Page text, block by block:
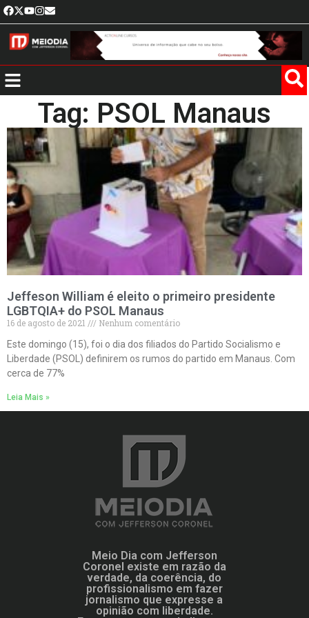
Tag: PSOL Manaus
Jeffeson William é eleito o primeiro presidente
LGBTQIA+ do PSOL Manaus
16 de agosto de 2021
Nenhum comentário
Este domingo (15), foi o dia dos filiados do Partido Socialismo e
Liberdade (PSOL) definirem os rumos do partido em Manaus. Com
cerca de 77%
Leia Mais »
Meio Dia com Jefferson
Coronel existe em razão da
verdade, da coerência, do
profissionalismo em fazer
jornalismo que expresse a
opinião com liberdade.